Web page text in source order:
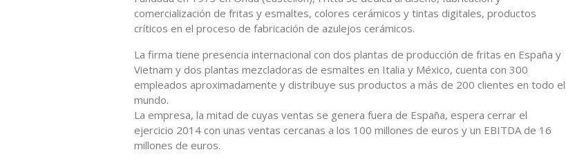
comercialización de fritas y esmaltes, colores cerámicos y tintas digitales, productos
críticos en el proceso de fabricación de azulejos cerámicos.
La firma tiene presencia internacional con dos plantas de producción de fritas en España y
Vietnam y dos plantas mezcladoras de esmaltes en Italia y México, cuenta con 300
empleados aproximadamente y distribuye sus productos a más de 200 clientes en todo el
mundo.
La empresa, la mitad de cuyas ventas se genera fuera de España, espera cerrar el
ejercicio 2014 con unas ventas cercanas a los 100 millones de euros y un EBITDA de 16
millones de euros.